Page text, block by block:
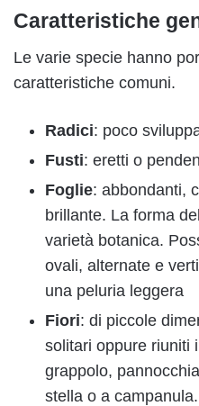
Caratteristiche
Le varie specie hanno
caratteristiche comuni.
Radici: poco
Fusti: eretti o
Foglie: abbondanti,
brillante. La forma
varietà botanica.
ovali, alternate e
una peluria leggera
Fiori: di piccole
solitari oppure riuniti
grappolo,
stella o a